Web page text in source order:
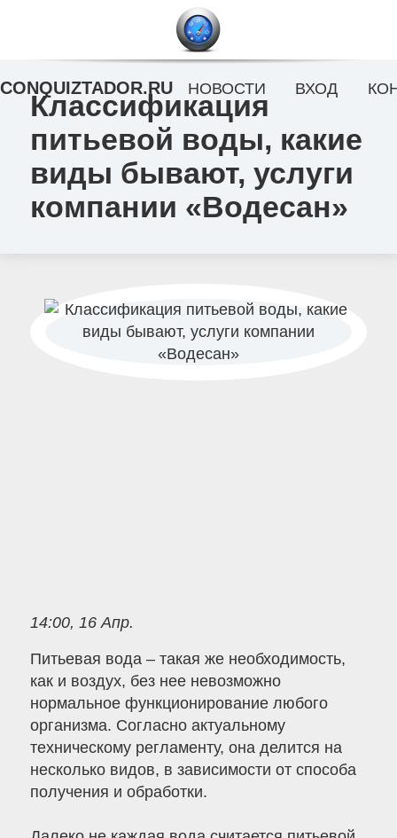
Классификация
питьевой воды, какие
виды бывают, услуги
компании «Водесан»
14:00, 16 Апр.
Питьевая вода – такая же необходимость,
как и воздух, без нее невозможно
нормальное функционирование любого
организма. Согласно актуальному
техническому регламенту, она делится на
несколько видов, в зависимости от способа
получения и обработки.
CONQUIZTADOR.RU НОВОСТИ ВХОД